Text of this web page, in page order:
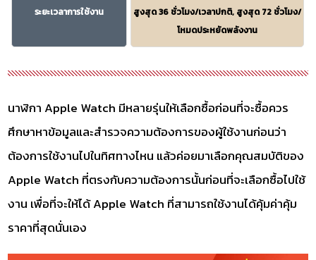
ระยะเวลาการใช้งาน
สูงสุด 36 ชั่วโมง/เวลาปกติ, สูงสุด 72 ชั่วโมง/
โหมดประหยัดพลังงาน
นาฬิกา Apple Watch มีหลายรุ่นให้เลือกซื้อก่อนที่จะซื้อควร
ศึกษาหาข้อมูลและสำรวจความต้องการของผู้ใช้งานก่อนว่า
ต้องการใช้งานไปในทิศทางไหน แล้วค่อยมาเลือกคุณสมบัติของ
Apple Watch ที่ตรงกับความต้องการนั้นก่อนที่จะเลือกซื้อไปใช้
งาน เพื่อที่จะให้ได้ Apple Watch ที่สามารถใช้งานได้คุ้มค่าคุ้ม
ราคาที่สุดนั่นเอง